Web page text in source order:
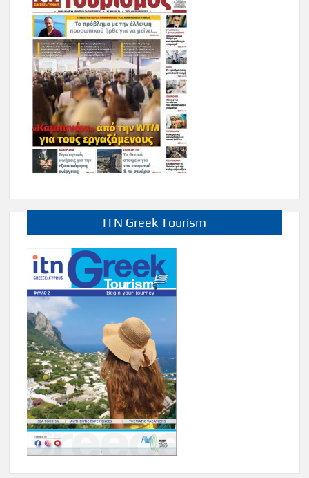
ITN Greek Tourism